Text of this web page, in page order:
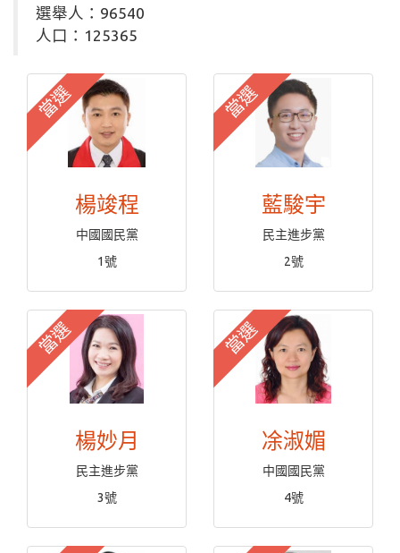
選舉人：96540
人口：125365
當選
楊竣程
中國國民黨
1號
當選
藍駿宇
民主進步黨
2號
當選
楊妙月
民主進步黨
3號
當選
凃淑媚
中國國民黨
4號